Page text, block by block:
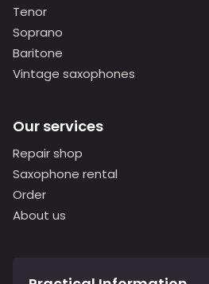
Tenor
Soprano
Baritone
Vintage saxophones
Our services
Repair shop
Saxophone rental
Order
About us